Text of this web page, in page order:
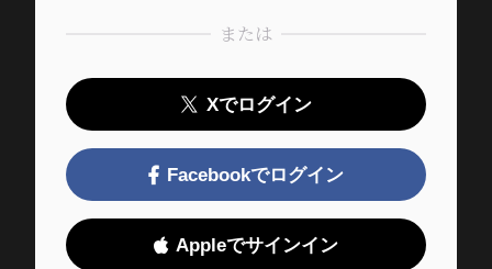
または
Xでログイン
Facebookでログイン
Appleでサインイン